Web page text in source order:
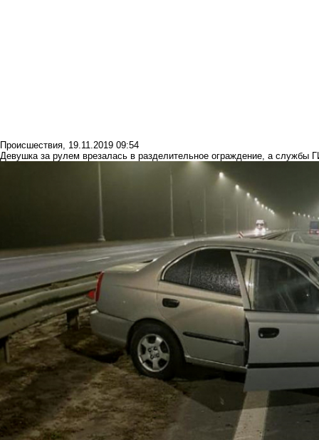
Происшествия, 19.11.2019 09:54
Девушка за рулем врезалась в разделительное ограждение, а